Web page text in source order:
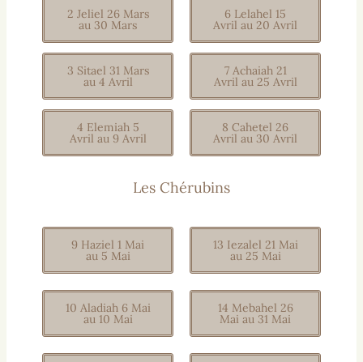
2 Jeliel 26 Mars
au 30 Mars
3 Sitael 31 Mars
au 4 Avril
4 Elemiah 5
Avril au 9 Avril
6 Lelahel 15
Avril au 20 Avril
7 Achaiah 21
Avril au 25 Avril
8 Cahetel 26
Avril au 30 Avril
Les Chérubins
9 Haziel 1 Mai
au 5 Mai
10 Aladiah 6 Mai
au 10 Mai
13 Iezalel 21 Mai
au 25 Mai
14 Mebahel 26
Mai au 31 Mai